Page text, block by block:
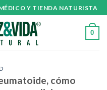
Y TIENDA NATURISTA
0
cómo